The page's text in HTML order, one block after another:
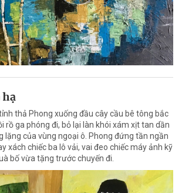
hạ
thả Phong xuống đầu cây cầu bê tông bắc
rồ ga phóng đi, bỏ lại làn khói xám xịt tan dần
lặng của vùng ngoại ô. Phong đứng tần ngần
xách chiếc ba lô vải, vai đeo chiếc máy ảnh kỹ
bố vừa tặng trước chuyến đi.